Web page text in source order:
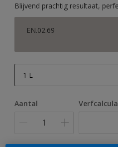
Blijvend prachtig resultaat,
EN.02.69
1 L
Aantal